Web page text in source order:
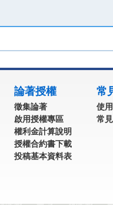
論著授權
徵集論著
啟用授權專區
權利金計算說明
授權合約書下載
投稿基本資料表
常
使
常